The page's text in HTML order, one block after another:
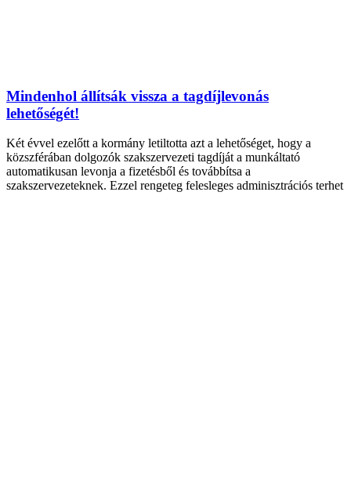
Mindenhol állítsák vissza a tagdíjlevonás
lehetőségét!
Két évvel ezelőtt a kormány letiltotta azt a lehetőséget, hogy a
közszférában dolgozók szakszervezeti tagdíját a munkáltató
automatikusan levonja a fizetésből és továbbítsa a
szakszervezeteknek. Ezzel rengeteg felesleges adminisztrációs terhet